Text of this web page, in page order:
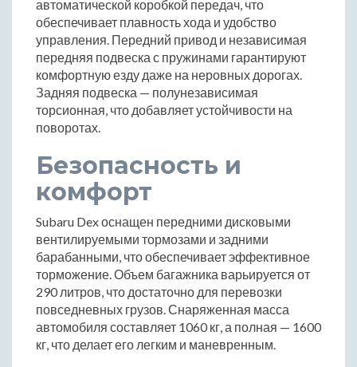
автоматической коробкой передач, что
обеспечивает плавность хода и удобство
управления. Передний привод и независимая
передняя подвеска с пружинами гарантируют
комфортную езду даже на неровных дорогах.
Задняя подвеска — полунезависимая
торсионная, что добавляет устойчивости на
поворотах.
Безопасность и
комфорт
Subaru Dex оснащен передними дисковыми
вентилируемыми тормозами и задними
барабанными, что обеспечивает эффективное
торможение. Объем багажника варьируется от
290 литров, что достаточно для перевозки
повседневных грузов. Снаряженная масса
автомобиля составляет 1060 кг, а полная — 1600
кг, что делает его легким и маневренным.